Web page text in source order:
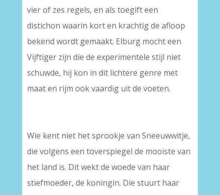
vier of zes regels, en als toegift een
distichon waarin kort en krachtig de afloop
bekend wordt gemaakt. Elburg mocht een
Vijftiger zijn die de experimentele stijl niet
schuwde, hij kon in dit lichtere genre met
maat en rijm ook vaardig uit de voeten.
Wie kent niet het sprookje van Sneeuwwitje,
die volgens een toverspiegel de mooiste van
het land is. Dit wekt de woede van haar
stiefmoeder, de koningin. Die stuurt haar